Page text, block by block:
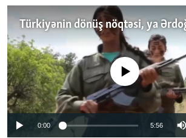
No media source currently
0:00 5:56